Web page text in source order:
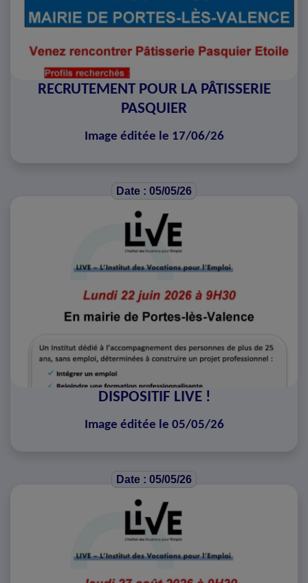
RECRUTEMENT POUR LA PÂTISSERIE
PASQUIER
Image éditée le 17/06/26
Date : 05/05/26
DISPOSITIF LIVE !
Image éditée le 05/05/26
Date : 05/05/26